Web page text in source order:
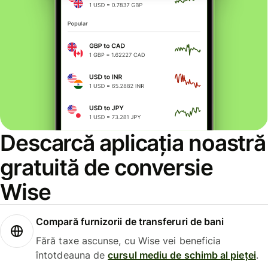
Descarcă aplicația noastră
gratuită de conversie
Wise
Compară furnizorii de transferuri de bani
Fără taxe ascunse, cu Wise vei beneficia
întotdeauna decursul mediu de schimb al pieței.